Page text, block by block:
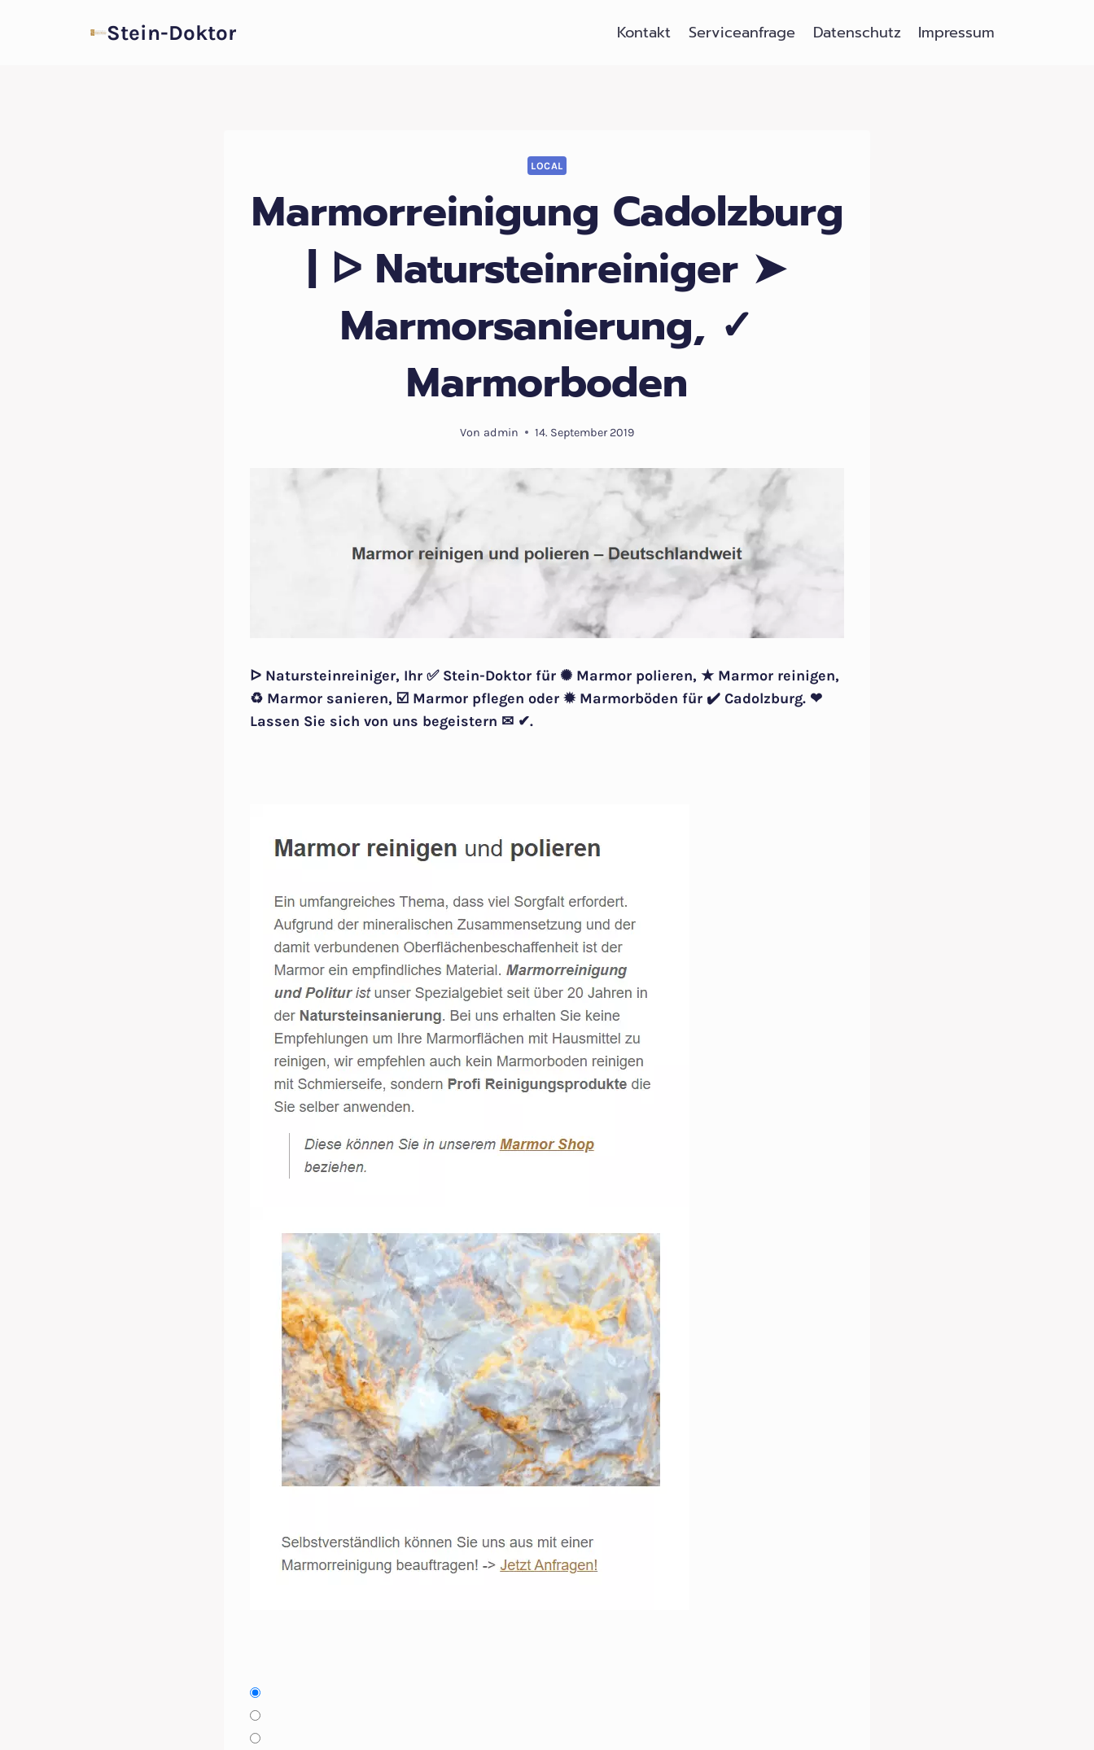
Stein-Doktor Kontakt Serviceanfrage Datenschutz Impressum
LOCAL
Marmorreinigung Cadolzburg
| ᐅ Natursteinreiniger ➤
Marmorsanierung, ✓
Marmorboden
Von admin 14. September 2019
ᐅ Natursteinreiniger, Ihr ✅ Stein-Doktor für ✺ Marmor polieren, ★ Marmor reinigen,
♻ Marmor sanieren, ☑️ Marmor pflegen oder ✹ Marmorböden für ✔️ Cadolzburg. ❤
Lassen Sie sich von uns begeistern ✉ ✔.